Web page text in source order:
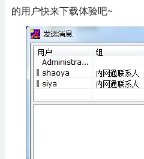
的用户快来下载体验吧~